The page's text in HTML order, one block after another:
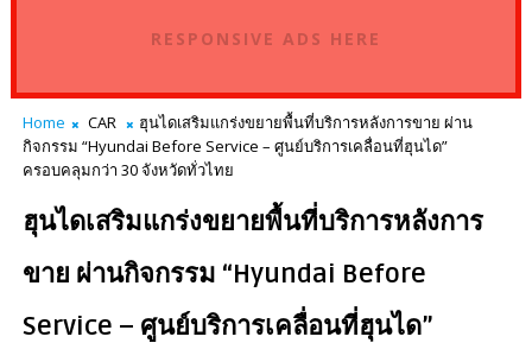
RESPONSIVE ADS HERE
Home CAR
ฮุนไดเสริมแกร่งขยายพื้นที่บริการหลังการขาย ผ่าน
กิจกรรม “Hyundai Before Service – ศูนย์บริการเคลื่อนที่ฮุนได”
ครอบคลุมกว่า 30 จังหวัดทั่วไทย
ฮุนไดเสริมแกร่งขยายพื้นที่บริการหลังการ
ขาย ผ่านกิจกรรม “Hyundai Before
Service – ศูนย์บริการเคลื่อนที่ฮุนได”